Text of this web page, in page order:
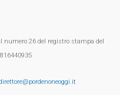
numero 26 del registro stampa del